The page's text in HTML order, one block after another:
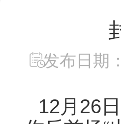
发布日期
12月26